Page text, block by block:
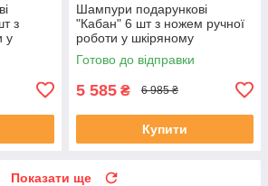
з
у
Шампури подарункові
"Кабан" 6 шт з ножем ручної
роботи у шкіряному
сагайдаку
Готово до відправки
5 585 ₴ 6 985 ₴
Купити
Показати ще